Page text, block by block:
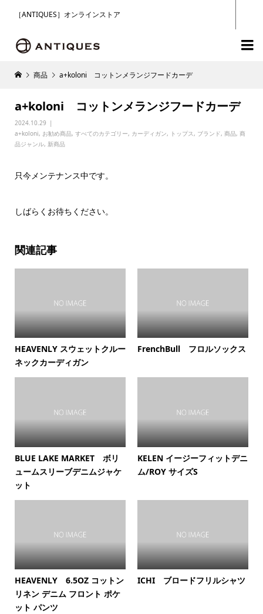
［ANTIQUES］オンラインストア

商品 a+koloni コットンメランジフードカーデ
a+koloni コットンメランジフードカーデ
2024.10.29
a+koloni, お勧め商品, すべてのカテゴリー, カーディガン, トップス, ブランド, 商品, 商
品ジャンル, 新商品
只今メンテナンス中です。
しばらくお待ちください。
関連記事
HEAVENLY スウェットクルー
ネックカーディガン
FrenchBull フロルソックス
BLUE LAKE MARKET ボリ
ュームスリーブデニムジャケ
ット
KELEN イージーフィットデニ
ム/ROY サイズS
HEAVENLY 6.5OZ コットン
リネン デニム フロント ポケ
ット パンツ
ICHI ブロードフリルシャツ